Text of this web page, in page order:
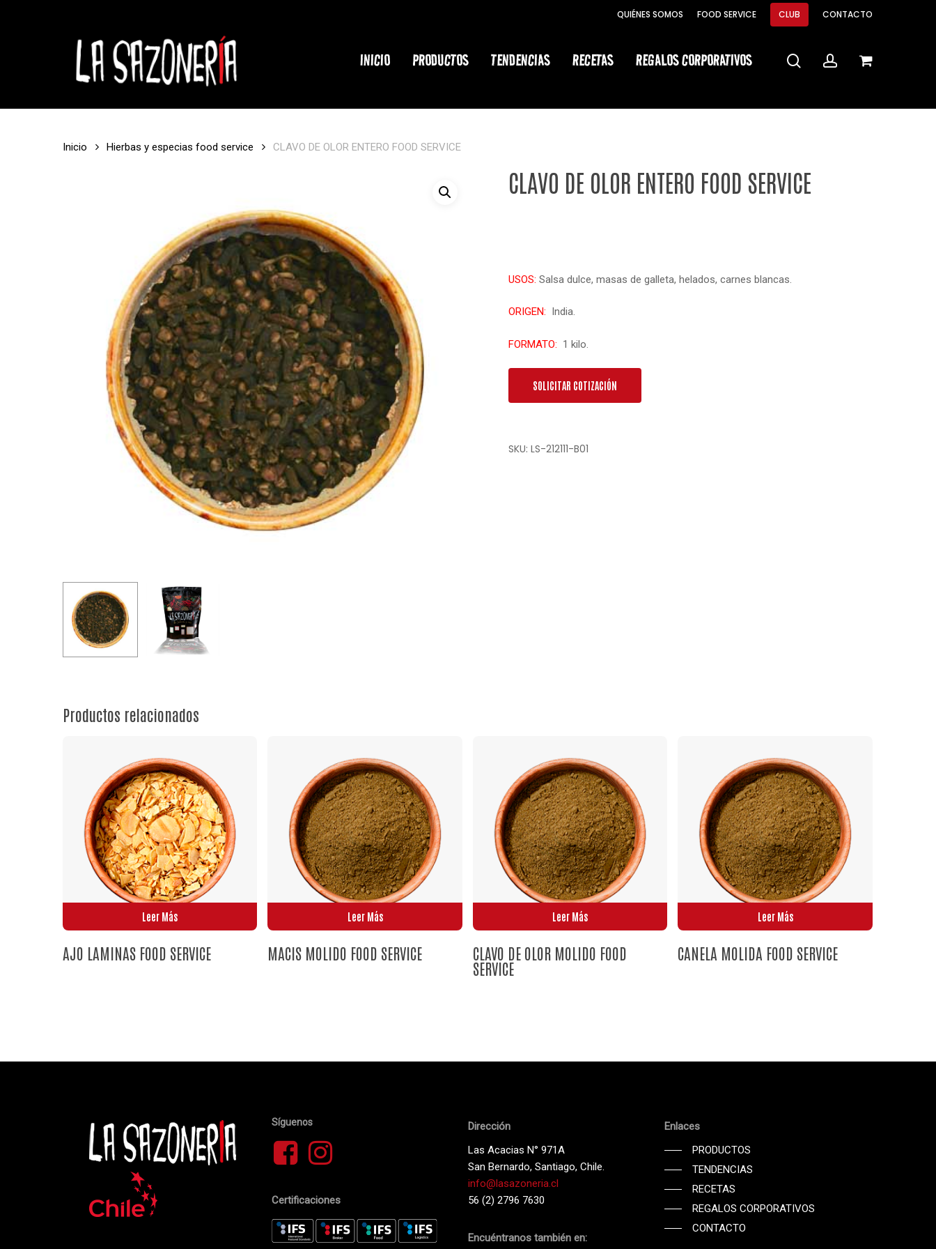
QUIÉNES SOMOS FOOD SERVICE CLUB CONTACTO
Hit enter to search or ESC to close
INICIO PRODUCTOS TENDENCIAS RECETAS REGALOS CORPORATIVOS searchaccount
Inicio Hierbas y especias food service CLAVO DE OLOR ENTERO FOOD SERVICE
CLAVO DE OLOR ENTERO FOOD SERVICE
USOS:Salsa dulce, masas de galleta, helados, carnes blancas.
ORIGEN: India.
FORMATO: 1 kilo.
SOLICITAR COTIZACIÓN
SKU:LS-212111-B01
Productos relacionados
Leer Más
AJO LAMINAS FOOD SERVICE
Leer Más
MACIS MOLIDO FOOD SERVICE
Leer Más
CLAVO DE OLOR MOLIDO FOOD
SERVICE
Leer Más
CANELA MOLIDA FOOD SERVICE
Síguenos
Certificaciones
Dirección
Las Acacias N° 971A
San Bernardo, Santiago, Chile.
info@lasazoneria.cl
56 (2) 2796 7630
Encuéntranos también en:
Enlaces
PRODUCTOS
TENDENCIAS
RECETAS
REGALOS CORPORATIVOS
CONTACTO